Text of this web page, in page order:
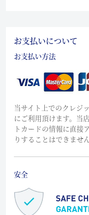
お支払いについて
お支払い方法
当サイト上でのクレジ
にご利用頂けます。当
トカードの情報に直接
りすることはできません
安全